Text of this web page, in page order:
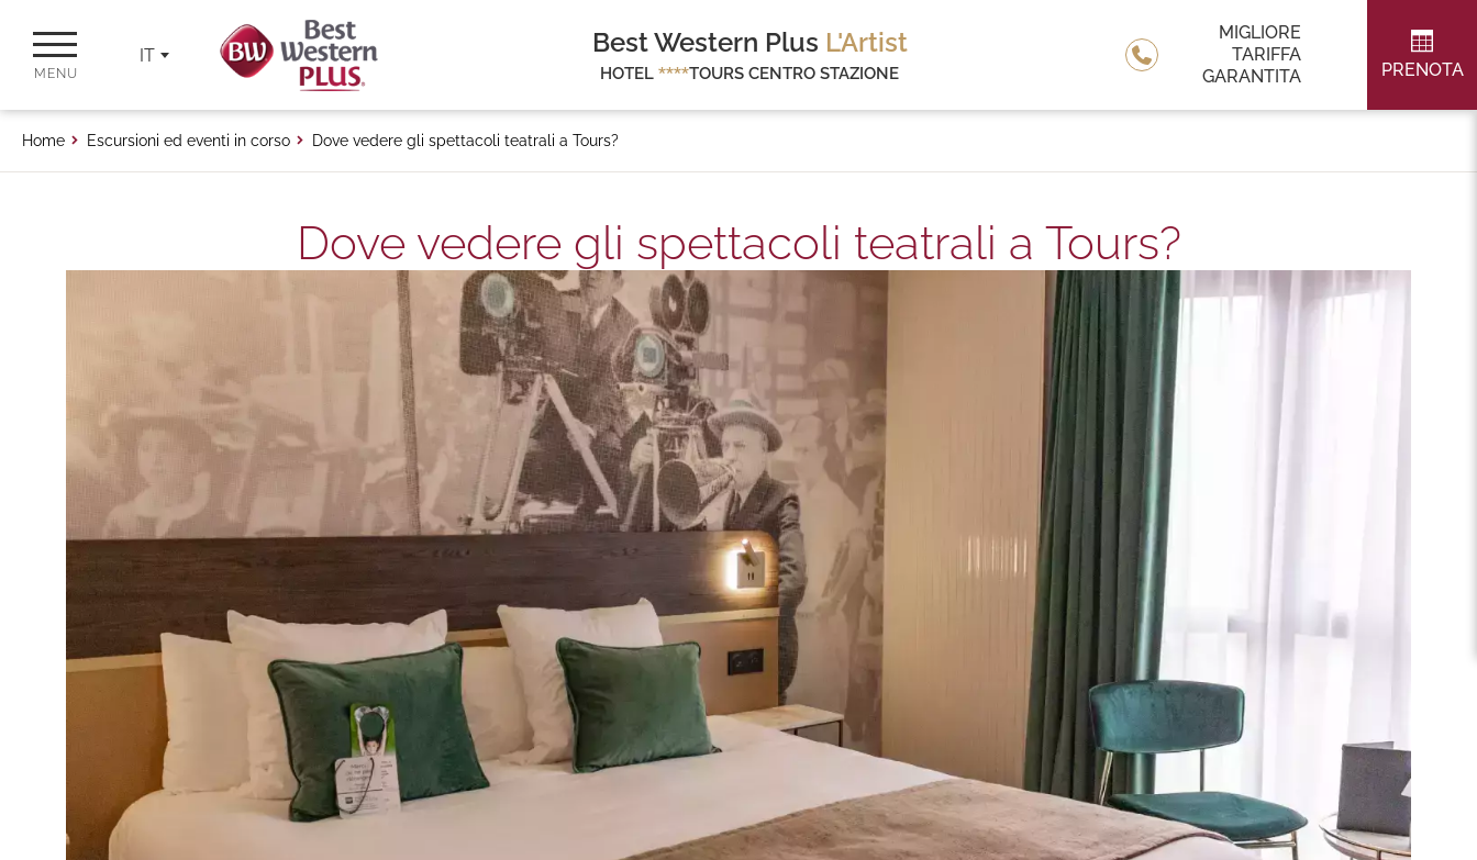
MENU
IT Best Western Plus L'Artist
HOTEL ****TOURS CENTRO STAZIONE
MIGLIORE
TARIFFA
GARANTITA
PRENOTA
Home Escursioni ed eventi in corso Dove vedere gli spettacoli teatrali a Tours?
Dove vedere gli spettacoli teatrali a Tours?